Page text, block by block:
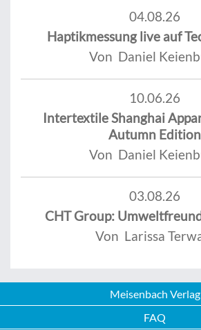
04.08.26
Haptikmessung live auf
Von Daniel
10.06.26
Intertextile Shanghai
Autumn Edition
Von Daniel
03.08.26
CHT Group:
Von Larissa
Meisenbach Verlag
FAQ